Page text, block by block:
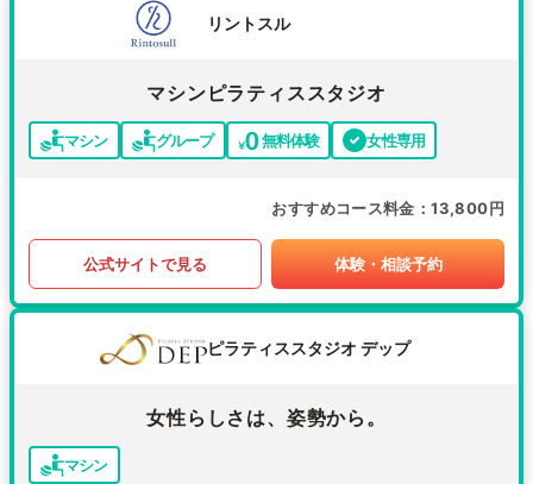
リントスル
マシンピラティススタジオ
マシン グループ 無料体験 女性専用
おすすめコース料金 13,800円
公式サイトで見る 体験・相談予約
ピラティススタジオ デップ
女性らしさは、姿勢から。
マシン